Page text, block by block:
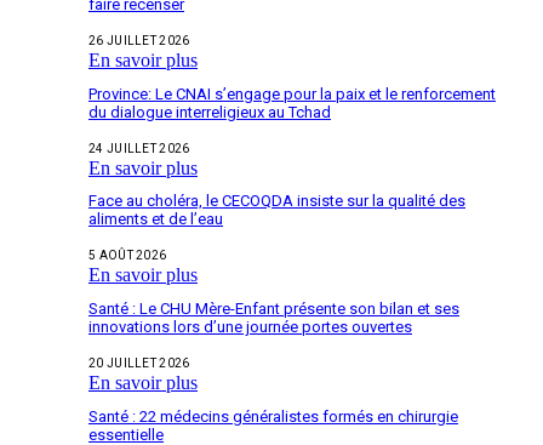
faire recenser
26 JUILLET 2026
En savoir plus
Province: Le CNAI s’engage pour la paix et le renforcement
du dialogue interreligieux au Tchad
24 JUILLET 2026
En savoir plus
Face au choléra, le CECOQDA insiste sur la qualité des
aliments et de l’eau
5 AOÛT 2026
En savoir plus
Santé : Le CHU Mère-Enfant présente son bilan et ses
innovations lors d’une journée portes ouvertes
20 JUILLET 2026
En savoir plus
Santé : 22 médecins généralistes formés en chirurgie
essentielle